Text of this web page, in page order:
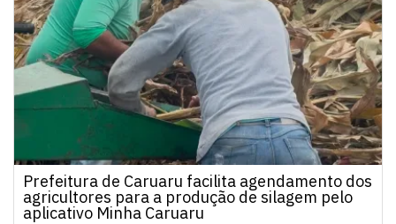
Prefeitura de Caruaru facilita agendamento dos
agricultores para a produção de silagem pelo
aplicativo Minha Caruaru